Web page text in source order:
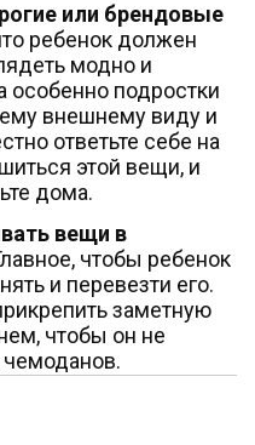
или брендовые
ребенок должен
модно и
особенно подростки
внешнему виду и
ответьте себе на
этой вещи, и
дома.
вещи в
чтобы ребенок
и перевезти его.
заметную
чтобы он не
чемоданов.